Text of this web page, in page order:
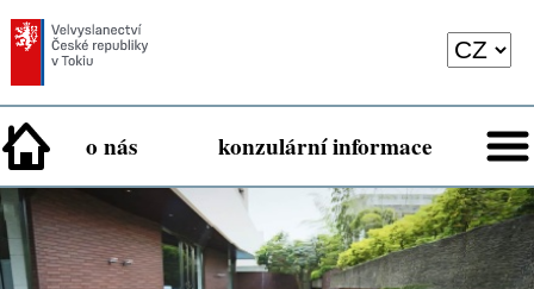
o nás konzulární informace